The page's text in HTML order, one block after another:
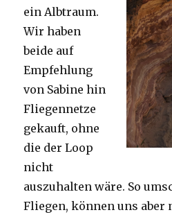
ein Albtraum.
Wir haben
beide auf
Empfehlung
von Sabine hin
Fliegennetze
gekauft, ohne
die der Loop
nicht
auszuhalten wäre. So
Fliegen, können uns aber